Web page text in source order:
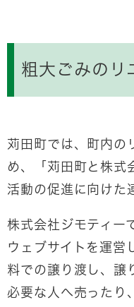
粗大ごみのリ
苅田町では、町内の
め、「苅田町と株式
活動の促進に向けた
株式会社ジモティー
ウェブサイトを運営
料での譲り渡し、譲
必要な人へ売ったり